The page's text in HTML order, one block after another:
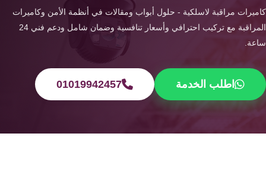
المقالات
الرئيسية
كاميرات مراقبة لاسلكية - حلول أبواب ومقالات في أنظمة الأمن وكاميرات
المراقبة مع تركيب احترافي وأسعار تنافسية وضمان شامل ودعم فني 24
ساعة.
اطلب الخدمة 01019942457
أنظمة
إنذار
سمارت